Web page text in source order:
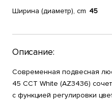
Ширина (диаметр), cm 45
Описание:
Современная подвесная
45 CCT White (AZ3436)
с функцией регулировки